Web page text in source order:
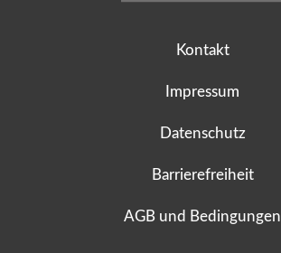
Kontakt
Impressum
Datenschutz
Barrierefreiheit
AGB und Bedingungen